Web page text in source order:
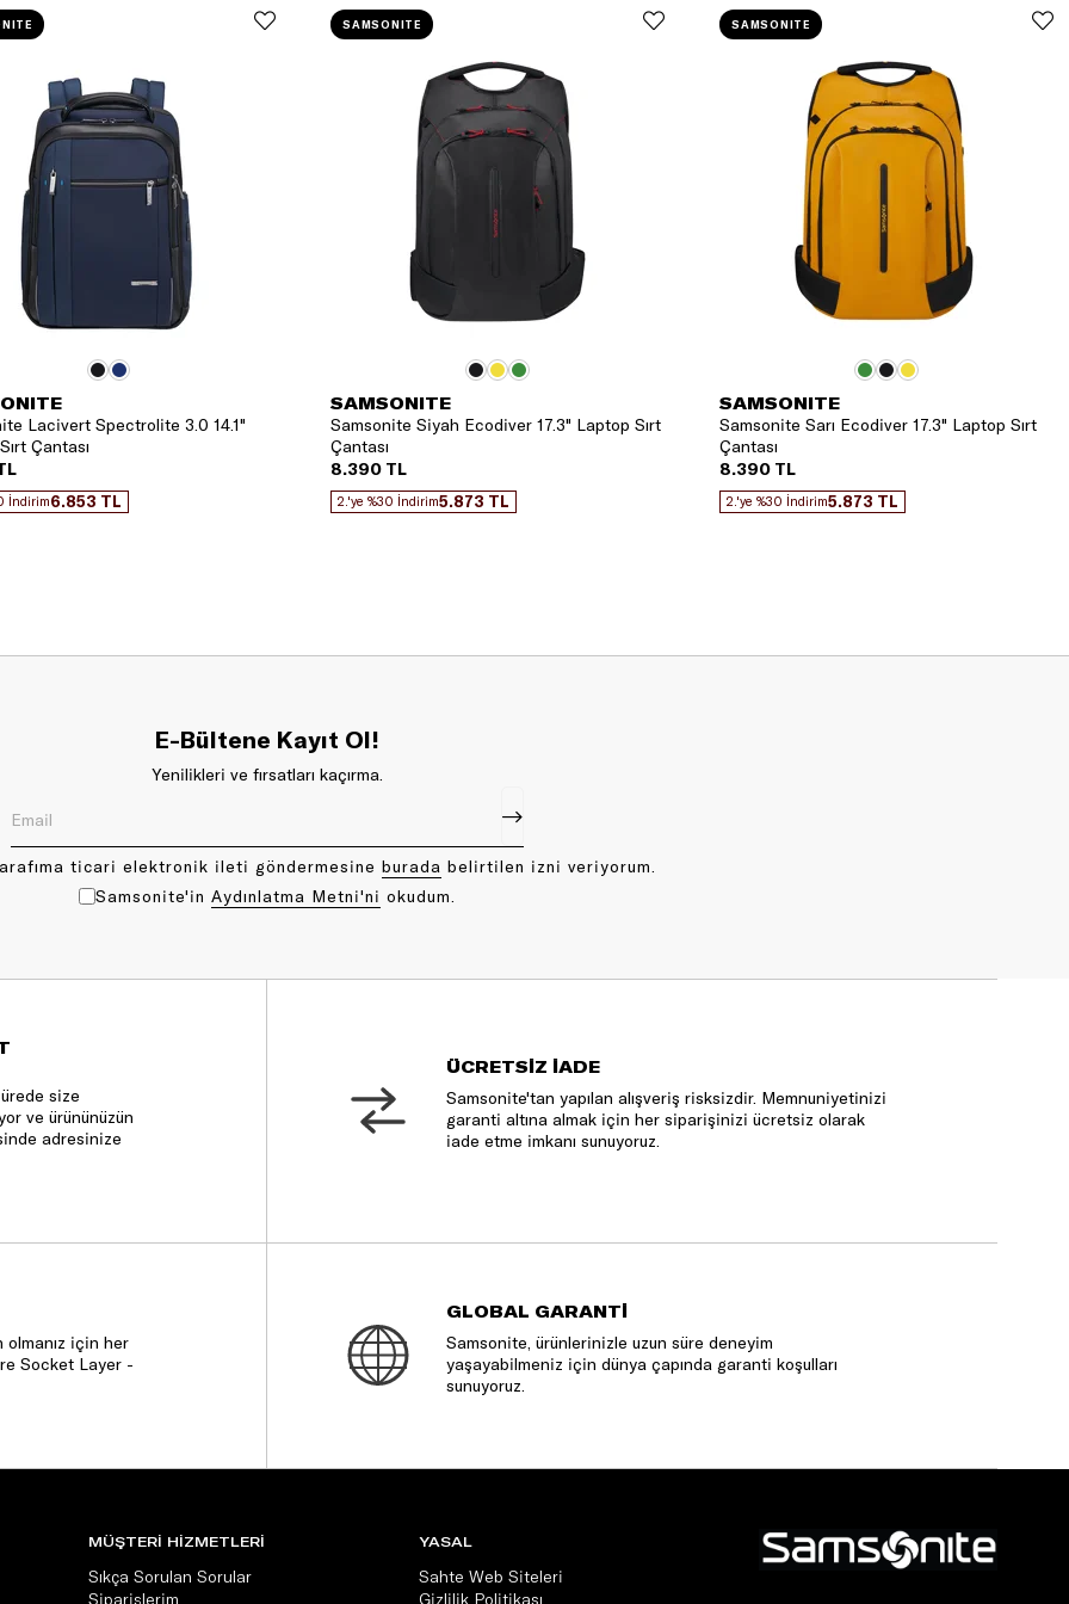
Lacivert Spectrolite 3.0 14.1"
Çantası
İndirim6.853 TL
SAMSONITE
Samsonite Siyah Ecodiver 17.3" Laptop Sırt
Çantası
8.390 TL
2.'ye %30 İndirim5.873 TL
SAMSONITE
SAMSONITE
Samsonite Sarı Ecodiver 17.3" Laptop Sırt
Çantası
8.390 TL
2.'ye %30 İndirim5.873 TL
SAMSONITE
E-Bültene Kayıt Ol!
Yenilikleri ve fırsatları kaçırma.
ticari elektronik ileti göndermesine bu rada belirtilen izni veriyorum.
Samsonite'in Aydınlatma Metni'ni okudum.
size
ve ürününüzün
adresinize
ÜCRETSİZ İADE
Samsonite'tan yapılan alışveriş risksizdir. Memnuniyetinizi
garanti altına almak için her siparişinizi ücretsiz olarak
iade etme imkanı sunuyoruz.
için her
Socket Layer -
GLOBAL GARANTİ
Samsonite, ürünlerinizle uzun süre deneyim
yaşayabilmeniz için dünya çapında garanti koşulları
sunuyoruz.
MÜŞTERİ HİZMETLERİ
Sıkça Sorulan Sorular
Siparişlerim
YASAL
Sahte Web Siteleri
Gizlilik Politikası